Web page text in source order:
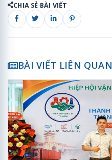
CHIA SẺ BÀI VIẾT
BÀI VIẾT LIÊN QUAN